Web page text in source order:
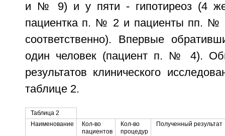
и № 9) и у пяти - гипотиреоз (4
пациентка п. № 2 и пациенты
соответственно). Впервые
один человек (пациент п. № 4).
результатов клинического
таблице 2.
Таблица 2
Наименование
Кол-во
пациентов
Кол-во
процедур
Полученный результат